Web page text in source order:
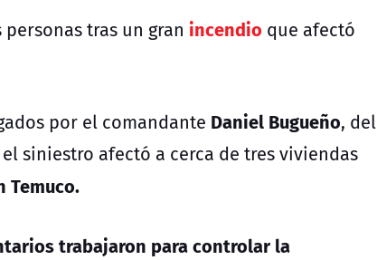
personas tras un gran incendio que afectó
por el comandante Daniel Bugueño, del
siniestro afectó a cerca de tres viviendas
Temuco.
trabajaron para controlar la